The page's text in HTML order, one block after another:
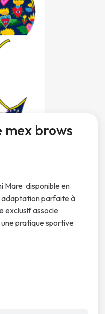
mex brows
Mare disponible en
adaptation parfaite à
exclusif associe
pratique sportive